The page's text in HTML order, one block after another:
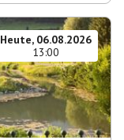
Heute, 06.08.2026
13:00